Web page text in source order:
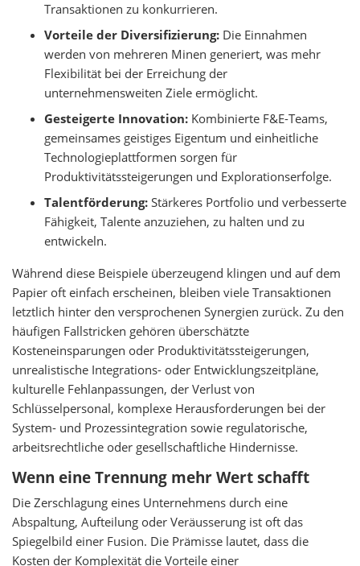
Transaktionen zu konkurrieren.
Vorteile der Diversifizierung: Die Einnahmen
werden von mehreren Minen generiert, was mehr
Flexibilität bei der Erreichung der
unternehmensweiten Ziele ermöglicht.
Gesteigerte Innovation: Kombinierte F&E-Teams,
gemeinsames geistiges Eigentum und einheitliche
Technologieplattformen sorgen für
Produktivitätssteigerungen und Explorationserfolge.
Talentförderung: Stärkeres Portfolio und verbesserte
Fähigkeit, Talente anzuziehen, zu halten und zu
entwickeln.
Während diese Beispiele überzeugend klingen und auf dem
Papier oft einfach erscheinen, bleiben viele Transaktionen
letztlich hinter den versprochenen Synergien zurück. Zu den
häufigen Fallstricken gehören überschätzte
Kosteneinsparungen oder Produktivitätssteigerungen,
unrealistische Integrations- oder Entwicklungszeitpläne,
kulturelle Fehlanpassungen, der Verlust von
Schlüsselpersonal, komplexe Herausforderungen bei der
System- und Prozessintegration sowie regulatorische,
arbeitsrechtliche oder gesellschaftliche Hindernisse.
Wenn eine Trennung mehr Wert schafft
Die Zerschlagung eines Unternehmens durch eine
Abspaltung, Aufteilung oder Veräusserung ist oft das
Spiegelbild einer Fusion. Die Prämisse lautet, dass die
Kosten der Komplexität die Vorteile einer